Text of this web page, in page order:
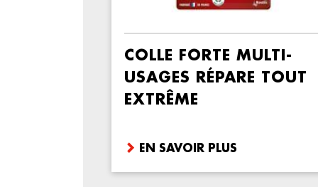
COLLE FORTE MULTI-
USAGES RÉPARE TOUT
EXTRÊME
EN SAVOIR PLUS